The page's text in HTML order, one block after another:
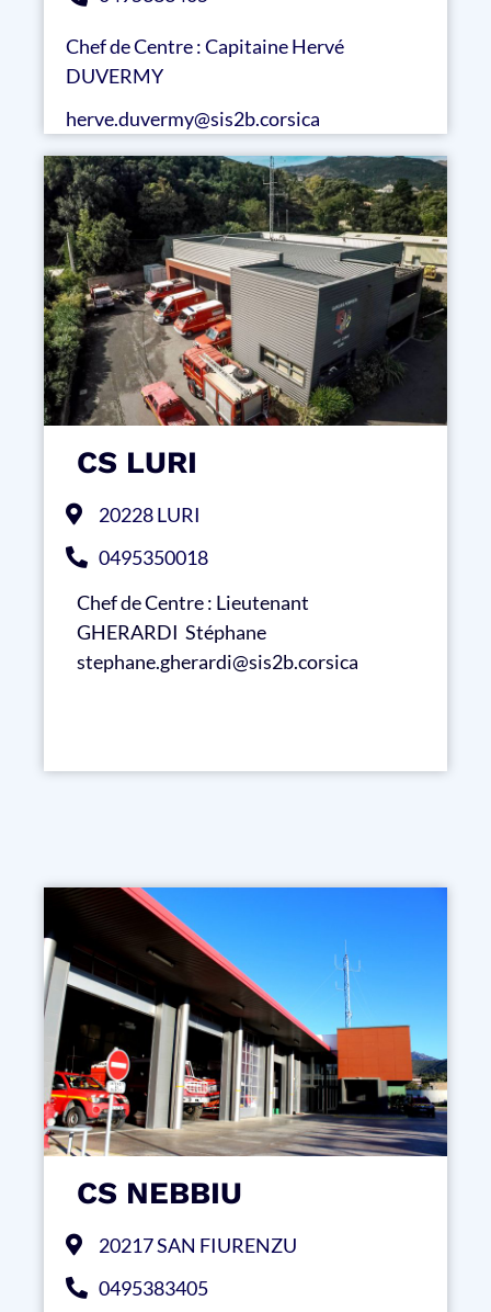
Chef de Centre : Capitaine Hervé
DUVERMY
herve.duvermy@sis2b.corsica
CS LURI
20228 LURI
0495350018
Chef de Centre : Lieutenant
GHERARDI Stéphane
stephane.gherardi@sis2b.corsica
CS NEBBIU
20217 SAN FIURENZU
0495383405